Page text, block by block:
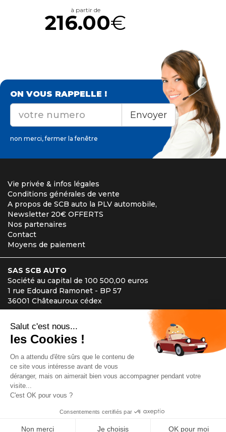
à partir de
216.00€
ON VOUS RAPPELLE !
Envoyer
non merci, fermer la fenêtre
Vie privée & infos légales
Conditions générales de vente
A propos de SCB auto la PLV automobile,
Newsletter 20€ OFFERTS
Nos partenaires
Contact
Moyens de paiement
SAS SCB AUTO
Société au capital de 100 500,00 euros
1 rue Edouard Ramonet - BP 57
36001 Châteauroux cédex
Accueil téléphonique du lundi au samedi de 8h à 19h30.
Site avec paiement sécurisé
Cyberplus